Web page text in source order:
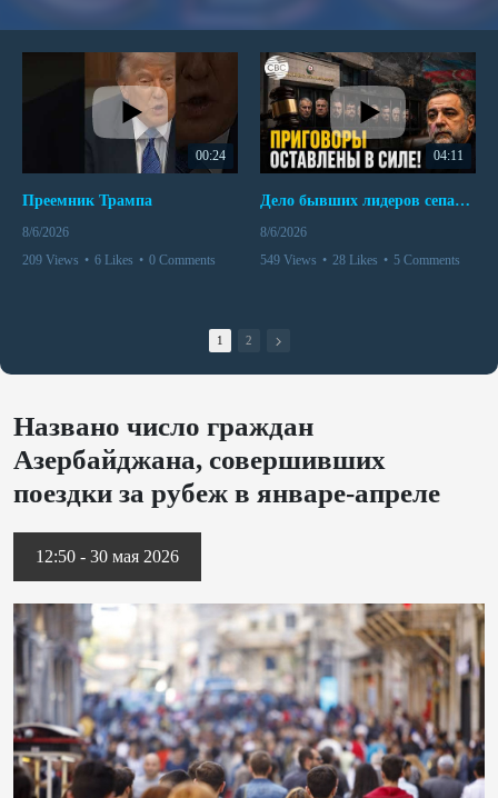
00:24
Преемник Трампа
8/6/2026
209 Views • 6 Likes • 0 Comments
04:11
Дело бывших лидеров сепаратистского режима в Карабахе
8/6/2026
549 Views • 28 Likes • 5 Comments
1 2
Названо число граждан
Азербайджана, совершивших
поездки за рубеж в январе-апреле
12:50 - 30 мая 2026